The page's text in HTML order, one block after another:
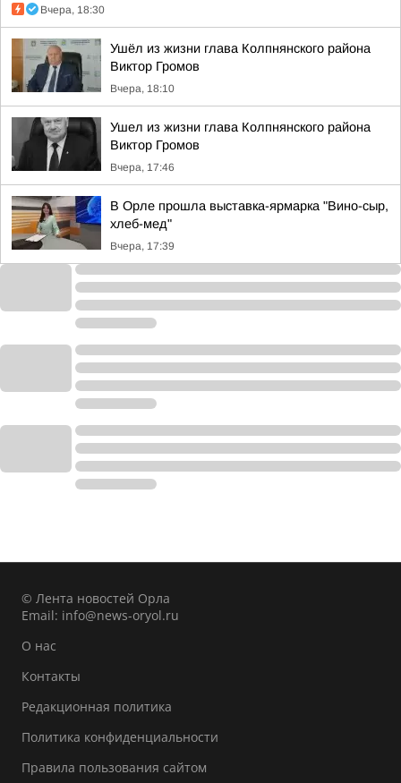
Вчера, 18:30
Ушёл из жизни глава Колпнянского района
Виктор Громов
Вчера, 18:10
Ушел из жизни глава Колпнянского района
Виктор Громов
Вчера, 17:46
В Орле прошла выставка-ярмарка "Вино-сыр,
хлеб-мед"
Вчера, 17:39
© Лента новостей Орла
Email: info@news-oryol.ru
О нас
Контакты
Редакционная политика
Политика конфиденциальности
Правила пользования сайтом